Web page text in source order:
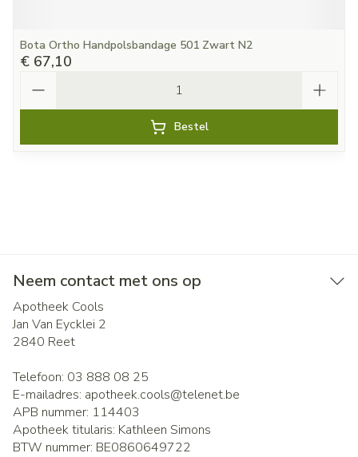
Bota Ortho Handpolsbandage 501 Zwart N2
€ 67,10
Bestel
Neem contact met ons op
Apotheek Cools
Jan Van Eycklei 2
2840 Reet
Telefoon: 03 888 08 25
E-mailadres: apotheek.cools@telenet.be
APB nummer: 114403
Apotheek titularis: Kathleen Simons
BTW nummer: BE0860649722